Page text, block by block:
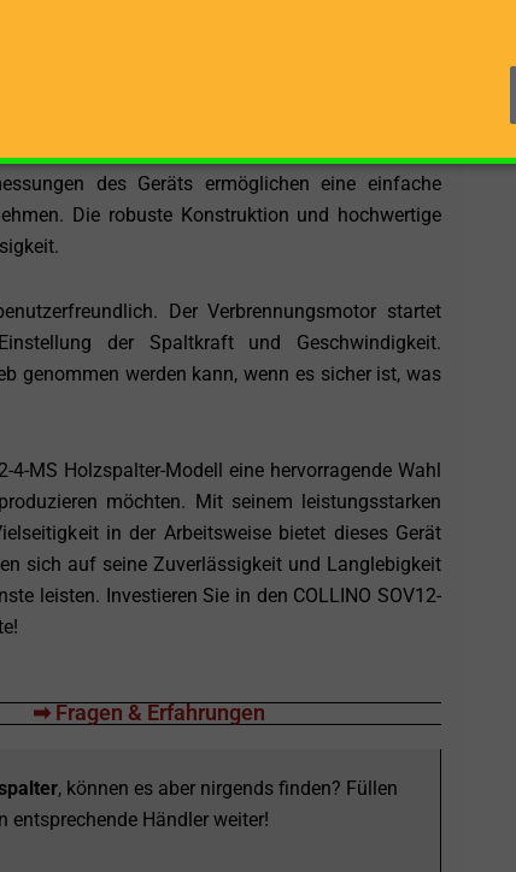
erleichtert. Dieses Gerät
Bauholz für anspruchsvolle Bauprojekte zu
und dennoch ausreichend leicht, um transportiert
des Geräts ermöglichen eine einfache
Die robuste Konstruktion und hochwertige
Der Verbrennungsmotor startet
der Spaltkraft und Geschwindigkeit.
genommen werden kann, wenn es sicher ist, was
MS Holzspalter-Modell eine hervorragende Wahl
möchten. Mit seinem leistungsstarken
in der Arbeitsweise bietet dieses Gerät
sich auf seine Zuverlässigkeit und Langlebigkeit
leisten. Investieren Sie in den COLLINO SOV12-
➡ Fragen & Erfahrungen
, können es aber nirgends finden? Füllen
entsprechende Händler weiter!